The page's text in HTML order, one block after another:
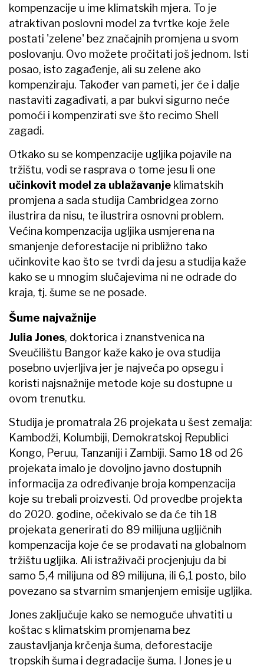
kompenzacije u ime klimatskih mjera. To je
atraktivan poslovni model za tvrtke koje žele
postati 'zelene' bez značajnih promjena u svom
poslovanju. Ovo možete pročitati još jednom. Isti
posao, isto zagađenje, ali su zelene ako
kompenziraju. Također van pameti, jer će i dalje
nastaviti zagađivati, a par bukvi sigurno neće
pomoći i kompenzirati sve što recimo Shell
zagadi.
Otkako su se kompenzacije ugljika pojavile na
tržištu, vodi se rasprava o tome jesu li one
učinkovit model za ublažavanje klimatskih
promjena a sada studija Cambridgea zorno
ilustrira da nisu, te ilustrira osnovni problem.
Većina kompenzacija ugljika usmjerena na
smanjenje deforestacije ni približno tako
učinkovite kao što se tvrdi da jesu a studija kaže
kako se u mnogim slučajevima ni ne odrade do
kraja, tj. šume se ne posade.
Šume najvažnije
Julia Jones, doktorica i znanstvenica na
Sveučilištu Bangor kaže kako je ova studija
posebno uvjerljiva jer je najveća po opsegu i
koristi najsnažnije metode koje su dostupne u
ovom trenutku.
Studija je promatrala 26 projekata u šest zemalja:
Kambodži, Kolumbiji, Demokratskoj Republici
Kongo, Peruu, Tanzaniji i Zambiji. Samo 18 od 26
projekata imalo je dovoljno javno dostupnih
informacija za određivanje broja kompenzacija
koje su trebali proizvesti. Od provedbe projekta
do 2020. godine, očekivalo se da će tih 18
projekata generirati do 89 milijuna ugljičnih
kompenzacija koje će se prodavati na globalnom
tržištu ugljika. Ali istraživači procjenjuju da bi
samo 5,4 milijuna od 89 milijuna, ili 6,1 posto, bilo
povezano sa stvarnim smanjenjem emisije ugljika.
Jones zaključuje kako se nemoguće uhvatiti u
koštac s klimatskim promjenama bez
zaustavljanja krčenja šuma, deforestacije
tropskih šuma i degradacije šuma. I Jones je u